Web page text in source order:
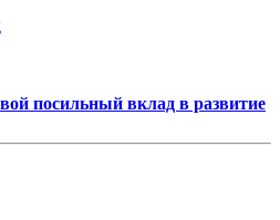
посильный вклад в развитие